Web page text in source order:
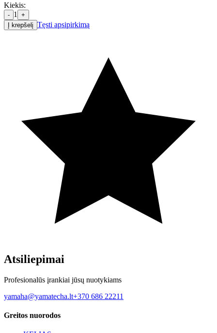
Kiekis:
- 1
+
Į krepšelį Tęsti apsipirkimą
Atsiliepimai
Profesionalūs įrankiai jūsų nuotykiams
yamaha@yamatecha.lt+370 686 22211
Greitos nuorodos